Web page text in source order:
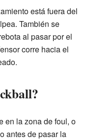
está fuera del
También se
al pasar por el
corre hacia el
en la zona de foul, o
antes de pasar la